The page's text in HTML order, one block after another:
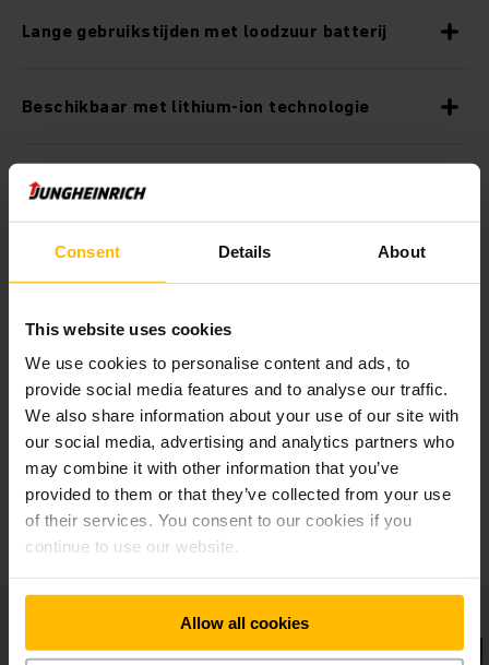
Consent Details About
This website uses cookies
We use cookies to personalise content and ads, to
provide social media features and to analyse our traffic.
We also share information about your use of our site with
our social media, advertising and analytics partners who
may combine it with other information that you’ve
provided to them or that they’ve collected from your use
of their services. You consent to our cookies if you
continue to use our website.
Allow all cookies
Lange gebruikstijden met loodzuur batterij
Beschikbaar met lithium-ion technologie
Optioneel comfortlaadsysteem voor lithium-ion
batterijen
Veiligheid in elke situatie
Robuuste uitvoering voor alle situaties
Ergonomische bestuurdersplaats
Uitgebreide uitrustingsmogelijkheden